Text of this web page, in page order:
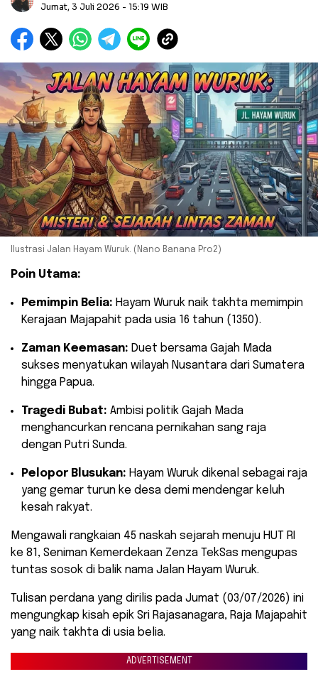
Jumat, 3 Juli 2026 - 15:19 WIB
Ilustrasi Jalan Hayam Wuruk. (Nano Banana Pro2)
Poin Utama:
Pemimpin Belia: Hayam Wuruk naik takhta memimpin
Kerajaan Majapahit pada usia 16 tahun (1350).
Zaman Keemasan: Duet bersama Gajah Mada
sukses menyatukan wilayah Nusantara dari Sumatera
hingga Papua.
Tragedi Bubat: Ambisi politik Gajah Mada
menghancurkan rencana pernikahan sang raja
dengan Putri Sunda.
Pelopor Blusukan: Hayam Wuruk dikenal sebagai raja
yang gemar turun ke desa demi mendengar keluh
kesah rakyat.
​Mengawali rangkaian 45 naskah sejarah menuju HUT RI
ke 81, Seniman Kemerdekaan Zenza TekSas mengupas
tuntas sosok di balik nama Jalan Hayam Wuruk.
Tulisan perdana yang dirilis pada Jumat (03/07/2026) ini
mengungkap kisah epik Sri Rajasanagara, Raja Majapahit
yang naik takhta di usia belia.
ADVERTISEMENT